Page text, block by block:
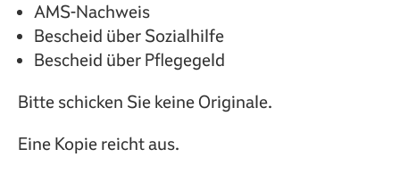
AMS-Nachweis
Bescheid über Sozialhilfe
Bescheid über Pflegegeld
Bitte schicken Sie keine Originale.
Eine Kopie reicht aus.